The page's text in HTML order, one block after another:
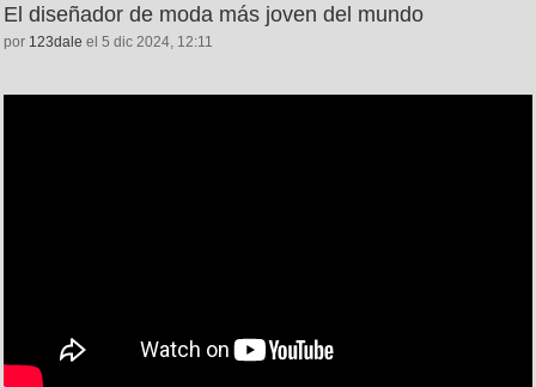
El diseñador de moda más joven del mundo
por 123dale el 5 dic 2024, 12:11